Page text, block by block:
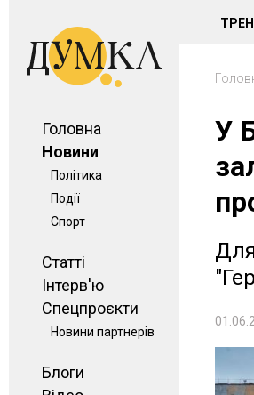
Головна
Новини
Політика
Події
Спорт
Статті
Інтерв'ю
Спецпроєкти
Новини партнерів
Блоги
У